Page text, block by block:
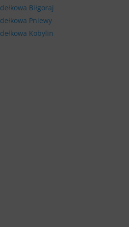
Biłgoraj
Pniewy
Kobylin